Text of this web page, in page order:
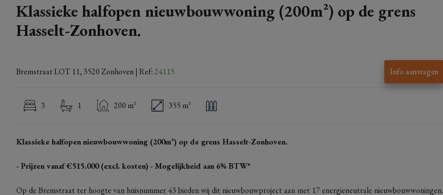
Klassieke halfopen nieuwbouwwoning (200m²) op de grens
Hasselt-Zonhoven.
Bremstraat LOT 11, 3520 Zonhoven| Ref:24115 Info aanvragen
3 1 200 m² 355 m²
Klassieke halfopen nieuwbouwwoning (200m²) op de grens Hasselt-Zonhoven.
- Prijzen vanaf €515.000 (excl. kosten) - Mogelijkheid aan 6% BTW*
Op de Bremstraat ter hoogte van huisnummer 43 bieden wij dit nieuwbouwproject aan met 17 energieneutrale nieuwbouwwoningen.